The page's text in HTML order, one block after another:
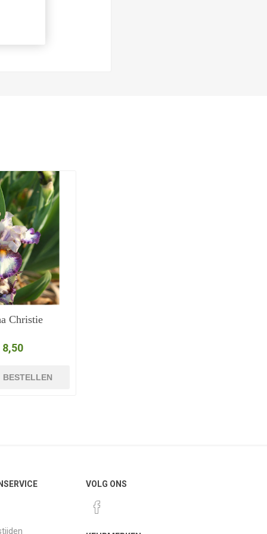
Christie
8,50
BESTELLEN
VOLG ONS